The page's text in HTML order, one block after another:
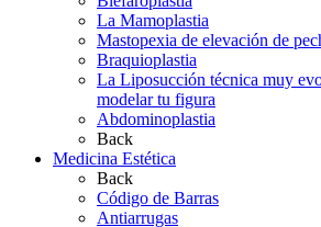
La Mamoplastia
Mastopexia de elevación de
Braquioplastia
La Liposucción técnica muy
modelar tu figura
Abdominoplastia
Back
Medicina Estética
Back
Código de Barras
Antiarrugas